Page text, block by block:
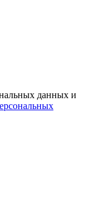
данных и